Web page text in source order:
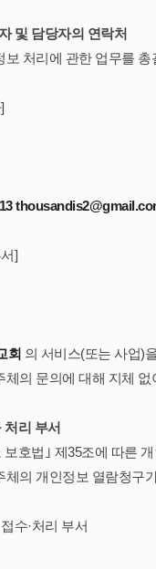
및 담당자의 연락처
보 처리에 관한 업무를
]
회 의 서비스(또는 사업)
체의 문의에 대해 지체
처리 부서
호법｣ 제35조에 따른
체의 개인정보 열람청구
수·처리 부서